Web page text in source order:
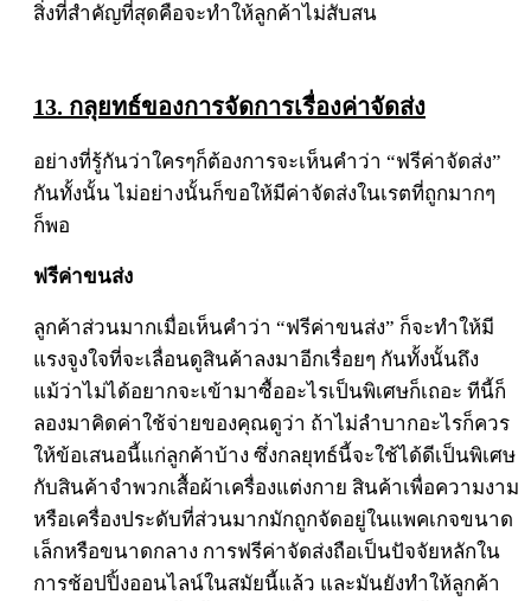
สิ่งที่สำคัญที่สุดคือจะทำให้ลูกค้าไม่สับสน
13. กลุยทธ์ของการจัดการเรื่องค่าจัดส่ง
อย่างที่รู้กันว่าใครๆก็ต้องการจะเห็นคำว่า “ฟรีค่าจัดส่ง”
กันทั้งนั้น ไม่อย่างนั้นก็ขอให้มีค่าจัดส่งในเรตที่ถูกมากๆ
ก็พอ
ฟรีค่าขนส่ง
ลูกค้าส่วนมากเมื่อเห็นคำว่า “ฟรีค่าขนส่ง” ก็จะทำให้มี
แรงจูงใจที่จะเลื่อนดูสินค้าลงมาอีกเรื่อยๆ กันทั้งนั้นถึง
แม้ว่าไม่ได้อยากจะเข้ามาซื้ออะไรเป็นพิเศษก็เถอะ ทีนี้ก็
ลองมาคิดค่าใช้จ่ายของคุณดูว่า ถ้าไม่ลำบากอะไรก็ควร
ให้ข้อเสนอนี้แก่ลูกค้าบ้าง ซึ่งกลยุทธ์นี้จะใช้ได้ดีเป็นพิเศษ
กับสินค้าจำพวกเสื้อผ้าเครื่องแต่งกาย สินค้าเพื่อความงาม
หรือเครื่องประดับที่ส่วนมากมักถูกจัดอยู่ในแพคเกจขนาด
เล็กหรือขนาดกลาง การฟรีค่าจัดส่งถือเป็นปัจจัยหลักใน
การช้อปปิ้งออนไลน์ในสมัยนี้แล้ว และมันยังทำให้ลูกค้า